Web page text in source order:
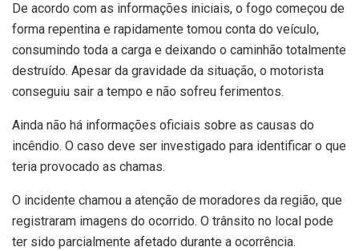
De acordo com as informações iniciais, o fogo começou de
forma repentina e rapidamente tomou conta do veículo,
consumindo toda a carga e deixando o caminhão totalmente
destruído. Apesar da gravidade da situação, o motorista
conseguiu sair a tempo e não sofreu ferimentos.
Ainda não há informações oficiais sobre as causas do
incêndio. O caso deve ser investigado para identificar o que
teria provocado as chamas.
O incidente chamou a atenção de moradores da região, que
registraram imagens do ocorrido. O trânsito no local pode
ter sido parcialmente afetado durante a ocorrência.